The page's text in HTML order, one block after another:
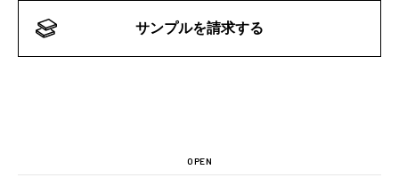
サンプルを請求する
OPEN